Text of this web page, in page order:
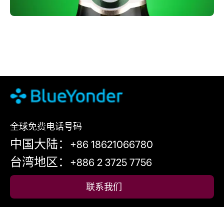
全球免费电话号码
中国大陆：+86 18621066780
台湾地区：+886 2 3725 7756
联系我们